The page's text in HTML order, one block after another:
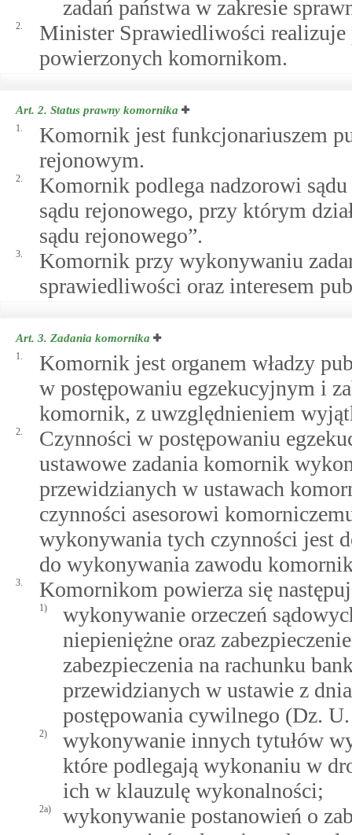
zadań państwa w zakresie
2.
Minister Sprawiedliwości realizuje
powierzonych komornikom.
Art. 2. Status prawny komornika
1.
Komornik jest funkcjonariuszem
rejonowym.
2.
Komornik podlega nadzorowi
sądu rejonowego, przy którym
sądu rejonowego”.
3.
Komornik przy wykonywaniu
sprawiedliwości oraz interesem
Art. 3. Zadania komornika
1.
Komornik jest organem władzy
w postępowaniu egzekucyjnym i
komornik, z uwzględnieniem
2.
Czynności w postępowaniu
ustawowe zadania komornik
przewidzianych w ustawach
czynności asesorowi
wykonywania tych czynności jest
do wykonywania zawodu
3. Komornikom powierza się
1)
wykonywanie orzeczeń
niepieniężne oraz
zabezpieczenia na rachunku
przewidzianych w ustawie z
postępowania cywilnego (Dz.
2)
wykonywanie innych tytułów
które podlegają wykonaniu w
ich w klauzulę wykonalności;
2a)
wykonywanie postanowień o